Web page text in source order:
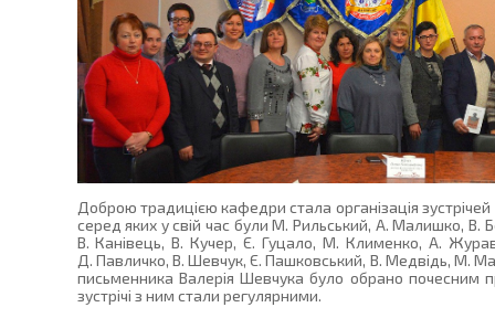
Доброю традицією кафедри стала організація
серед яких у свій час були М. Рильський, А. Малишко, В.
В. Канівець, В. Кучер, Є. Гуцало, М. Клименко, А.
Д. Павличко, В. Шевчук, Є. Пашковський, В. Медвідь, М.
письменника Валерія Шевчука було обрано почесним
зустрічі з ним стали регулярними.